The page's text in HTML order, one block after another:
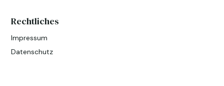
Rechtliches
Impressum
Datenschutz